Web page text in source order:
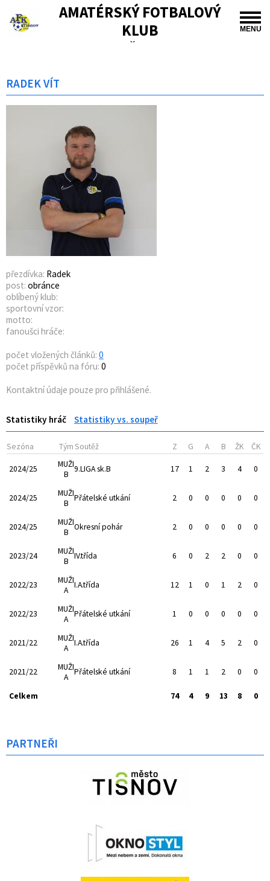
MENU
AMATÉRSKÝ FOTBALOVÝ
KLUB
TIŠNOV
RADEK VÍT
přezdívka: Radek
post: obránce
oblíbený klub:
sportovní vzor:
motto:
fanoušci hráče:
počet vložených článků: 0
počet příspěvků na fóru: 0
Kontaktní údaje pouze pro přihlášené.
Statistiky hráč Statistiky vs. soupeř
Sezóna TýmSoutěž Z G A B ŽK ČK
2024/25
MUŽI
B
9.LIGA sk.B 17 1 2 3 4 0
2024/25
MUŽI
B
Přátelské utkání 2 0 0 0 0 0
2024/25
MUŽI
B
Okresní pohár 2 0 0 0 0 0
2023/24
MUŽI
B
IV.třída 6 0 2 2 0 0
2022/23
MUŽI
A
I.A.třída 12 1 0 1 2 0
2022/23
MUŽI
A
Přátelské utkání 1 0 0 0 0 0
2021/22
MUŽI
A
I.A.třída 26 1 4 5 2 0
2021/22
MUŽI
A
Přátelské utkání 8 1 1 2 0 0
Celkem 74 4 9 13 8 0
PARTNEŘI